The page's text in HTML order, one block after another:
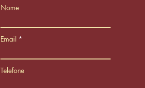
Nome
Email
Telefone